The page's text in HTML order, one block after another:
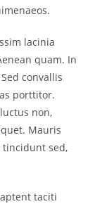
lacinia
quam. In
convallis
porttitor.
non,
Mauris
tincidunt sed,
taciti